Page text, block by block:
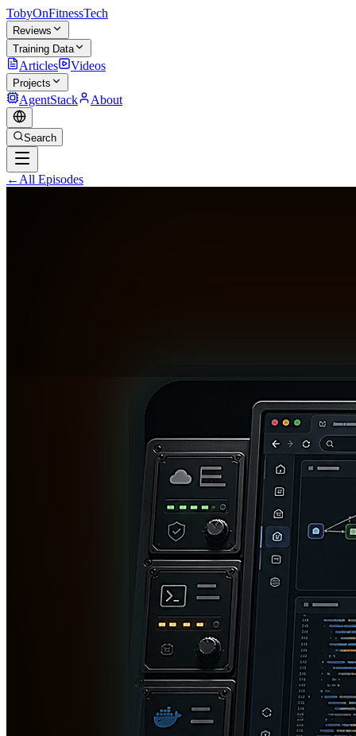
TobyOnFitnessTech
Reviews
Training Data
Articles Videos
Projects
AgentStack About
Search
← All Episodes